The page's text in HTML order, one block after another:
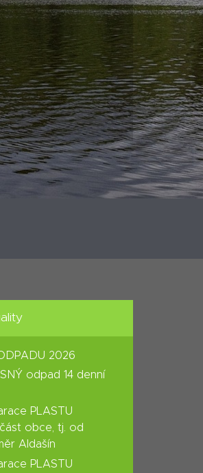
2026
odpad 14 denní
PLASTU
obce, tj. od
Aldašín
PLASTU